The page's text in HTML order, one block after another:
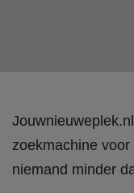
zoekmachine
niemand minder